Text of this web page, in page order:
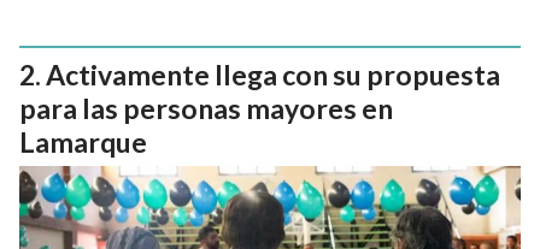
Activamente llega con su propuesta
para las personas mayores en
Lamarque